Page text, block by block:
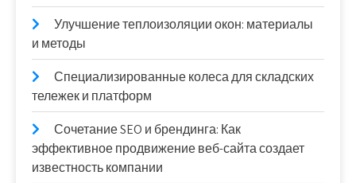
Улучшение теплоизоляции окон: материалы
и методы
Специализированные колеса для складских
тележек и платформ
Сочетание SEO и брендинга: Как
эффективное продвижение веб-сайта создает
известность компании